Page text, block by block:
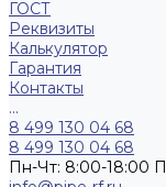
ГОСТ
Реквизиты
Калькулятор
Гарантия
Контакты
...
8 499 130 04 68
8 499 130 04 68
Пн-Чт: 8:00-18:00